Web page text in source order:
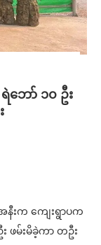
ဘော် ၁၀ ဦး
နီးက ကျေးရွာပက
း ဖမ်းမိခဲ့ကာ တဦး